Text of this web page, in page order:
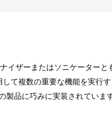
イザーまたはソニケーターと
て複数の重要な機能を実行
製品に巧みに実装されています